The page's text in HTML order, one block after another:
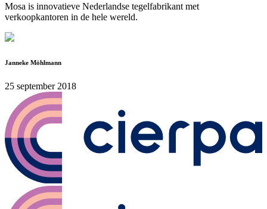
Mosa is innovatieve Nederlandse tegelfabrikant met
verkoopkantoren in de hele wereld.
Janneke Möhlmann
25 september 2018